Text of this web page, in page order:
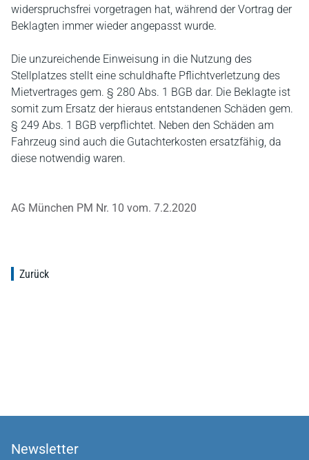
widerspruchsfrei vorgetragen hat, während der Vortrag der
Beklagten immer wieder angepasst wurde.
Die unzureichende Einweisung in die Nutzung des
Stellplatzes stellt eine schuldhafte Pflichtverletzung des
Mietvertrages gem. § 280 Abs. 1 BGB dar. Die Beklagte ist
somit zum Ersatz der hieraus entstandenen Schäden gem.
§ 249 Abs. 1 BGB verpflichtet. Neben den Schäden am
Fahrzeug sind auch die Gutachterkosten ersatzfähig, da
diese notwendig waren.
AG München PM Nr. 10 vom. 7.2.2020
Zurück
Newsletter